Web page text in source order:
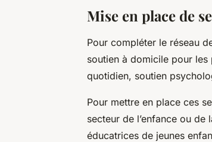
Mise en place de
Pour compléter le réseau
soutien à domicile pour
quotidien, soutien
Pour mettre en place ces
secteur de l’enfance ou
éducatrices de jeunes